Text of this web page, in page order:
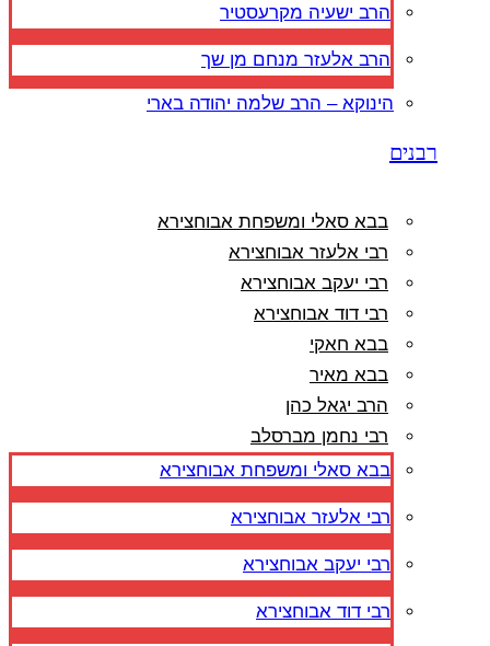
הרב ישעיה מקרעסטיר
הרב אלעזר מנחם מן שך
הינוקא – הרב שלמה יהודה בארי
רבנים
בבא סאלי ומשפחת אבוחצירא
רבי אלעזר אבוחצירא
רבי יעקב אבוחצירא
רבי דוד אבוחצירא
בבא חאקי
בבא מאיר
הרב יגאל כהן
רבי נחמן מברסלב
בבא סאלי ומשפחת אבוחצירא
רבי אלעזר אבוחצירא
רבי יעקב אבוחצירא
רבי דוד אבוחצירא